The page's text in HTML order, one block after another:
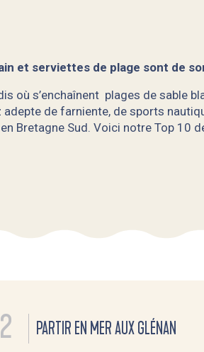
et serviettes de plage sont de
où s’enchaînent plages de sable
de farniente, de sports
Bretagne Sud. Voici notre Top 10
2 PARTIR EN MER AUX GLÉNAN